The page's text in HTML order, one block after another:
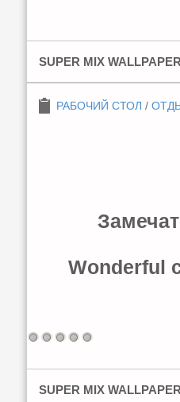
SUPER MIX
РАБОЧИЙ СТОЛ /
Wonderful
SUPER MIX